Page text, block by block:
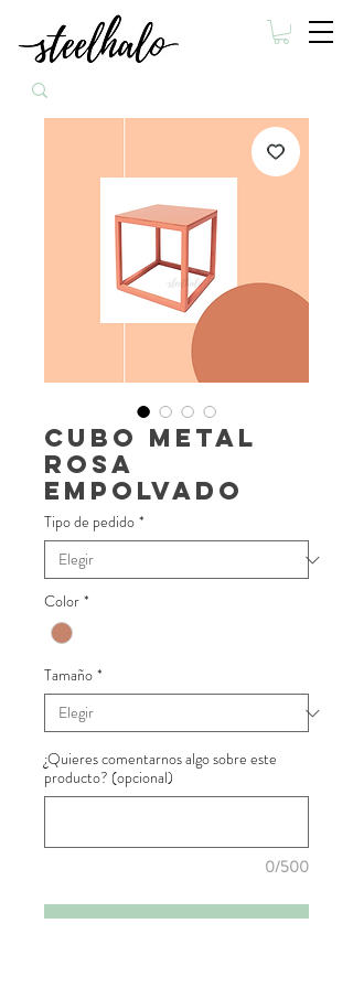
Cubo metal
rosa
empolvado
Tipo de pedido *
Color *
Tamaño *
¿Quieres comentarnos algo sobre este
producto? (opcional)
0/500
Añadir al presupuesto